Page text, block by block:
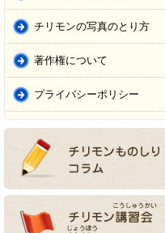
チリモンの写真のとり方
著作権について
プライバシーポリシー